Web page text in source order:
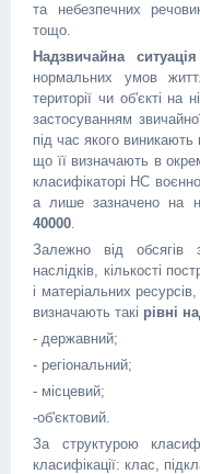
та небезпечних
тощо.
Надзвичайна
нормальних умов
території чи об'єкті на
застосуванням
під час якого
що її визначають в
класифікаторі НС
а лише зазначено на
40000.
Залежно від обсягів
наслідків, кількості
і матеріальних ресурсів,
визначають такі рівні
- державний;
- регіональний;
- місцевий;
-об'єктовий.
За структурою
класифікації: клас,